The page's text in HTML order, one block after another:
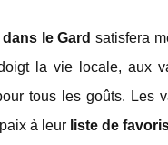
le Gard satisfera
la vie locale, aux
tous les goûts. Les
à leur liste de